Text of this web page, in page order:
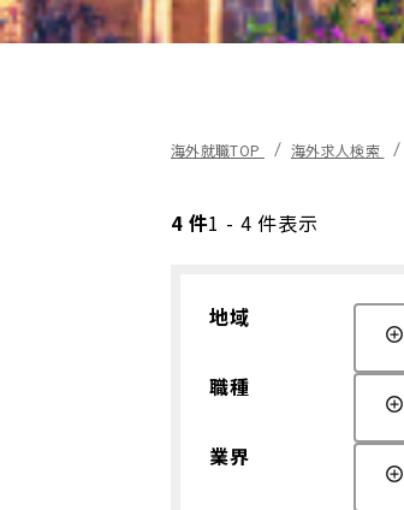
海外就職TOP 海外求人検索
4 件1 - 4 件表示
地域
職種
業界